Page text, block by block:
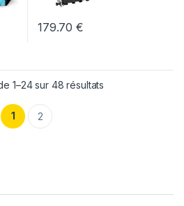
179.70€
1–24 sur 48 résultats
1 2